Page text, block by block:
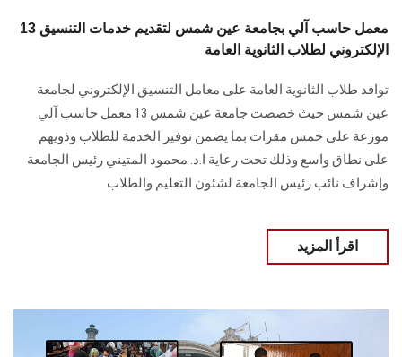
13 معمل حاسب آلي بجامعة عين شمس لتقديم خدمات التنسيق
الإلكتروني لطلاب الثانوية العامة
توافد طلاب الثانوية العامة على معامل التنسيق الإلكتروني لجامعة
عين شمس حيث خصصت جامعة عين شمس 13 معمل حاسب آلي
موزعة على خمس مقرات بما يضمن توفير الخدمة للطلاب وذويهم
على نطاق واسع وذلك تحت رعاية ا.د. محمود المتيني رئيس الجامعة
وإشراف نائب رئيس الجامعة لشئون التعليم والطلاب
اقرأ المزيد